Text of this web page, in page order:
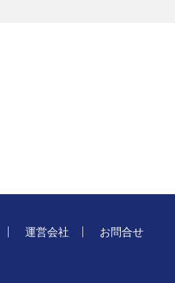
運営会社 お問合せ